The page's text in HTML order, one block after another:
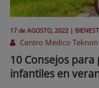
17 deAGOSTO, 2022 |
Centro Médico Teknon
10 Consejos
infantiles en